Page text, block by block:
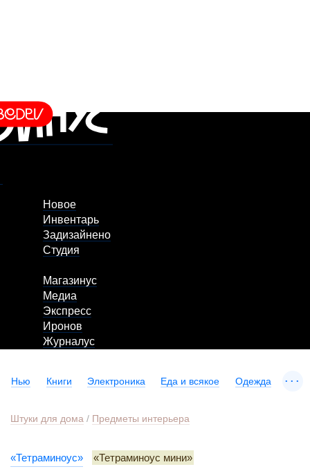
Новое
Инвентарь
Задизайнено
Студия
Магазинус
Медиа
Экспресс
Иронов
Журналус
Нью Книги Электроника Еда и всякое Одежда ...
Штуки для дома / Предметы интерьера
«Тетраминоус» «Тетраминоус мини»